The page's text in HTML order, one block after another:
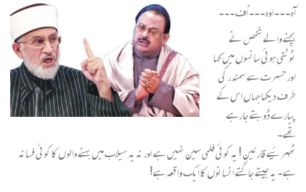
آہ۔۔۔اوہ۔۔۔ اُف۔۔۔
بچنے والے شخص نے
ٹوٹتی ہوئی سانسوں میں کہا
اور حسرت سے سمندر کی
طرف دیکھا جہاں اس کے
پیارے ڈوبتے جارہے
تھے۔
ٹھہر ئیے قارئین ! یہ کوئی فلمی سین نہیں ہے اور نہ یہ سیلاب میں بہنے والوں کا کوئی فسانہ
ہے۔ یہ جیتے جاگتے انسانوں کا ایک واقعہ ہے!